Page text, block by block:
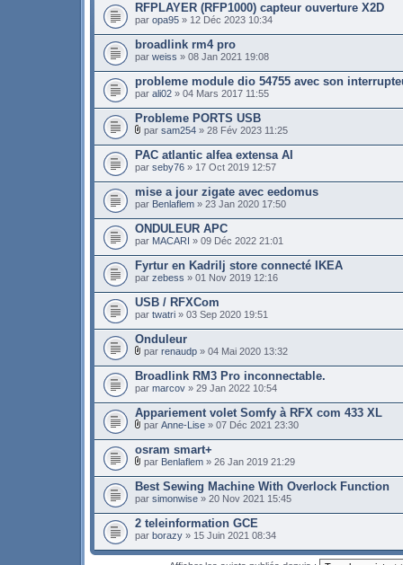
RFPLAYER (RFP1000) capteur ouverture X2D
par opa95 » 12 Déc 2023 10:34
broadlink rm4 pro
par weiss » 08 Jan 2021 19:08
probleme module dio 54755 avec son
par ali02 » 04 Mars 2017 11:55
Probleme PORTS USB
par sam254 » 28 Fév 2023 11:25
PAC atlantic alfea extensa AI
par seby76 » 17 Oct 2019 12:57
mise a jour zigate avec eedomus
par Benlaflem » 23 Jan 2020 17:50
ONDULEUR APC
par MACARI » 09 Déc 2022 21:01
Fyrtur en Kadrilj store connecté IKEA
par zebess » 01 Nov 2019 12:16
USB / RFXCom
par twatri » 03 Sep 2020 19:51
Onduleur
par renaudp » 04 Mai 2020 13:32
Broadlink RM3 Pro inconnectable.
par marcov » 29 Jan 2022 10:54
Appariement volet Somfy à RFX com 433 XL
par Anne-Lise » 07 Déc 2021 23:30
osram smart+
par Benlaflem » 26 Jan 2019 21:29
Best Sewing Machine With Overlock Function
par simonwise » 20 Nov 2021 15:45
2 teleinformation GCE
par borazy » 15 Juin 2021 08:34